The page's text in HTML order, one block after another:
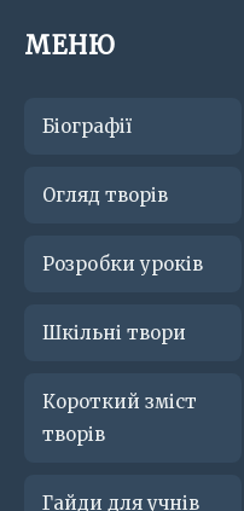
МЕНЮ
Біографії
Огляд творів
Розробки уроків
Шкільні твори
Короткий зміст
творів
Гайди для учнів